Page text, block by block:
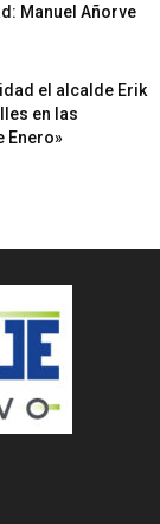
Manuel Añorve
el alcalde Erik
en las
Enero»